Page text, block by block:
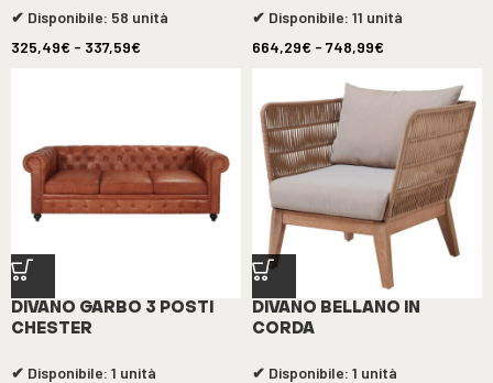
✔ Disponibile: 58 unità
325,49€ - 337,59€
✔ Disponibile: 11 unità
664,29€ - 748,99€
DIVANO GARBO 3 POSTI
CHESTER
✔ Disponibile: 1 unità
DIVANO BELLANO IN
CORDA
✔ Disponibile: 1 unità